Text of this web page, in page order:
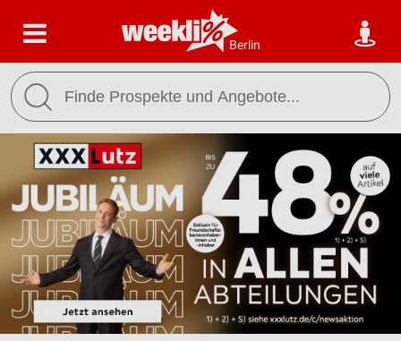
Berlin